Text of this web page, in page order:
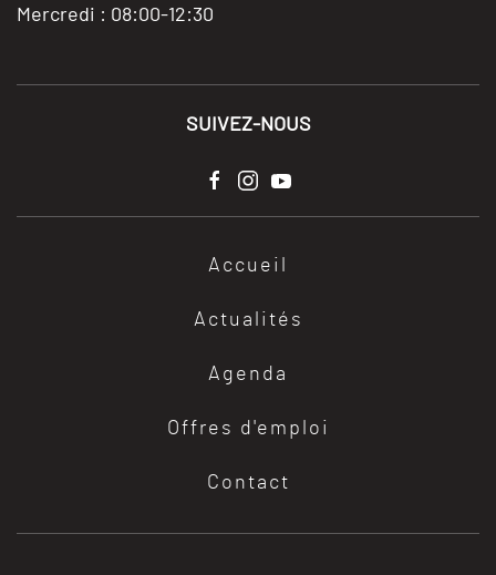
Mercredi : 08:00-12:30
SUIVEZ-NOUS
Accueil
Actualités
Agenda
Offres d'emploi
Contact